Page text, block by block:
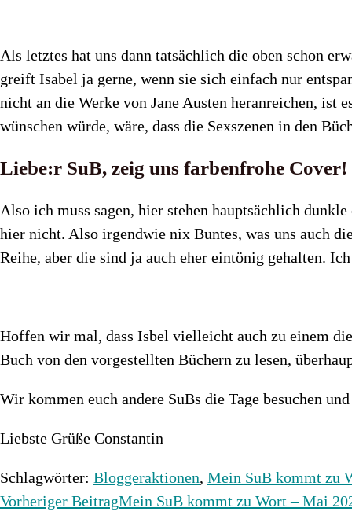
Als letztes hat uns dann tatsächlich die oben schon
greift Isabel ja gerne, wenn sie sich einfach nur
nicht an die Werke von Jane Austen heranreichen, ist
wünschen würde, wäre, dass die Sexszenen in den
Liebe:r SuB, zeig uns farbenfrohe Cover!
Also ich muss sagen, hier stehen hauptsächlich
hier nicht. Also irgendwie nix Buntes, was uns auch
Reihe, aber die sind ja auch eher eintönig gehalten.
Hoffen wir mal, dass Isbel vielleicht auch zu einem
Buch von den vorgestellten Büchern zu lesen,
Wir kommen euch andere SuBs die Tage besuchen
Liebste Grüße Constantin
Schlagwörter: Bloggeraktionen, Mein SuB kommt zu
Weitere
Vorheriger BeitragMein SuB kommt zu Wort – Mai